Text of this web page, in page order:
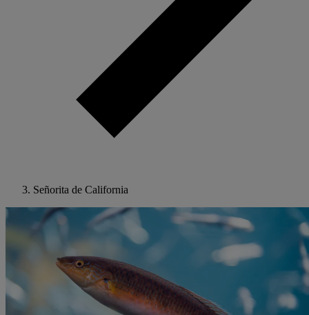
Señorita de California